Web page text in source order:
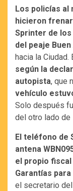
Los policías al
hicieron
Sprinter de
del peaje
hacia la Ciudad.
según la
autopista, que
vehículo
Solo después
del otro lado de
El teléfono de
antena
el propio fiscal
Garantías
el secretario